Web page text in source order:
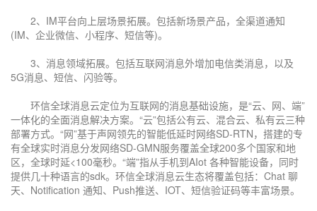
2、IM平台向上层场景拓展。包括新场景产品，全渠道通知
(IM、企业微信、小程序、短信等)。
3、消息领域拓展。包括互联网消息外增加电信类消息，以及
5G消息、短信、闪验等。
环信全球消息云定位为互联网的消息基础设施，是“云、网、端”
一体化的全面消息解决方案。“云”包括公有云、混合云、私有云三种
部署方式。“网”基于声网领先的智能低延时网络SD-RTN，搭建的专
有全球实时消息分发网络SD-GMN服务覆盖全球200多个国家和地
区，全球时延<100毫秒。“端”指从手机到AIot 各种智能设备，同时
提供几十种语言的sdk。环信全球消息云生态将覆盖包括：Chat 聊
天、Notification 通知、Push推送、IOT、短信验证码等丰富场景。